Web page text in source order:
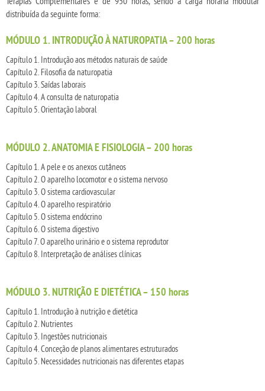
distribuída da seguinte forma:
MÓDULO 1. INTRODUÇÃO À NATUROPATIA – 200 horas
Capítulo 1. Introdução aos métodos naturais de saúde
Capítulo 2. Filosofia da naturopatia
Capítulo 3. Saídas laborais
Capítulo 4. A consulta de naturopatia
Capítulo 5. Orientação laboral
MÓDULO 2. ANATOMIA E FISIOLOGIA – 200 horas
Capítulo 1. A pele e os anexos cutâneos
Capítulo 2. O aparelho locomotor e o sistema nervoso
Capítulo 3. O sistema cardiovascular
Capítulo 4. O aparelho respiratório
Capítulo 5. O sistema endócrino
Capítulo 6. O sistema digestivo
Capítulo 7. O aparelho urinário e o sistema reprodutor
Capítulo 8. Interpretação de análises clínicas
MÓDULO 3. NUTRIÇÃO E DIETÉTICA – 150 horas
Capítulo 1. Introdução à nutrição e dietética
Capítulo 2. Nutrientes
Capítulo 3. Ingestões nutricionais
Capítulo 4. Conceção de planos alimentares estruturados
Capítulo 5. Necessidades nutricionais nas diferentes etapas